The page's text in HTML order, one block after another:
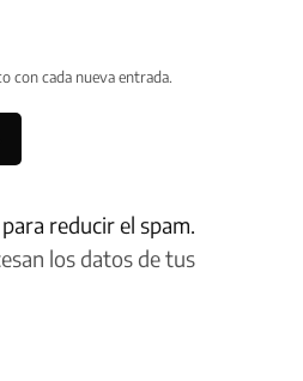
con cada nueva entrada.
reducir el spam.
los datos de tus